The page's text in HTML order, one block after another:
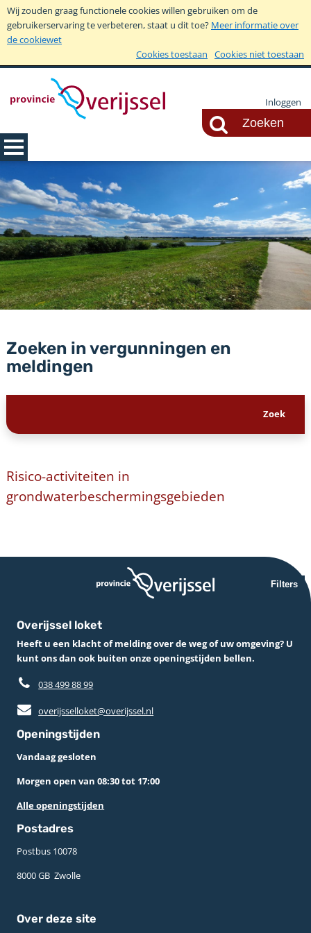
Wij zouden graag functionele cookies willen gebruiken om de
gebruikerservaring te verbeteren, staat u dit toe? Meer informatie over
de cookiewet
Cookies toestaan
Cookies niet toestaan
Inloggen
Zoeken in vergunningen en
meldingen
Risico-activiteiten in
grondwaterbeschermingsgebieden
Filters
Overijssel loket
Heeft u een klacht of melding over de weg of uw omgeving? U
kunt ons dan ook buiten onze openingstijden bellen.
038 499 88 99
overijsselloket@overijssel.nl
Openingstijden
Vandaag gesloten
Morgen open van 08:30 tot 17:00
Alle openingstijden
Postadres
Postbus 10078 ­
8000 GB ­ Zwolle
Over deze site